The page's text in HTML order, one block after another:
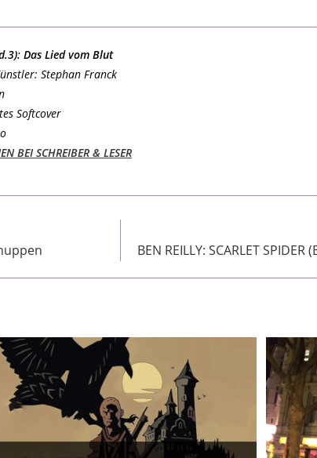
Das Lied vom Blut
Stephan Franck
Softcover
BEI SCHREIBER & LESER
BEN REILLY: SCARLET